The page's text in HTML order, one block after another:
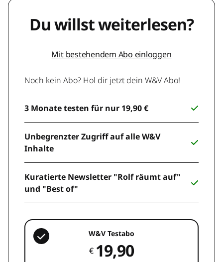
Du willst weiterlesen?
Mit bestehendem Abo einloggen
Noch kein Abo? Hol dir jetzt dein W&V Abo!
3 Monate testen für nur 19,90 €
Unbegrenzter Zugriff auf alle W&V
Inhalte
Kuratierte Newsletter "Rolf räumt auf"
und "Best of"
W&V Testabo
€ 19,90